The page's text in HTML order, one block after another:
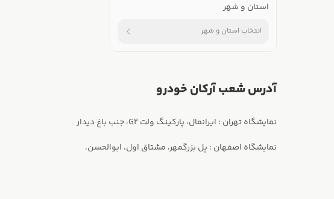
استان و شهر
انتخاب استان و شهر
آدرس شعب آرکان خودرو
نمایشگاه اصفهان : پل بزرگمهر، مشتاق اول، ابوالحسن.